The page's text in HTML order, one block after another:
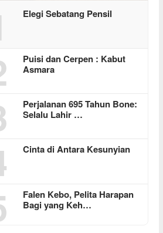
Elegi Sebatang Pensil
Puisi dan Cerpen : Kabut
Asmara
Perjalanan 695 Tahun Bone:
Selalu Lahir …
Cinta di Antara Kesunyian
Falen Kebo, Pelita Harapan
Bagi yang Keh…